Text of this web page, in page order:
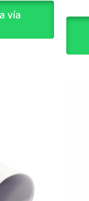
vía